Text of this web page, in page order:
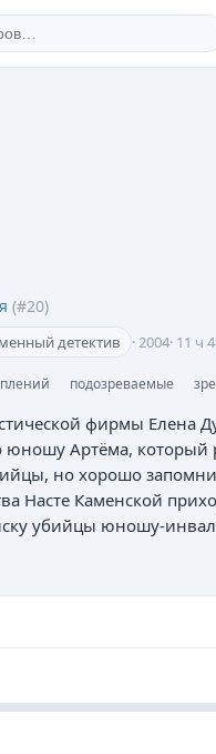
(#20)
детектив ·2004· 11 ч
подозреваемые
фирмы Елена
Артёма, который
но хорошо
Насте Каменской
убийцы юношу-